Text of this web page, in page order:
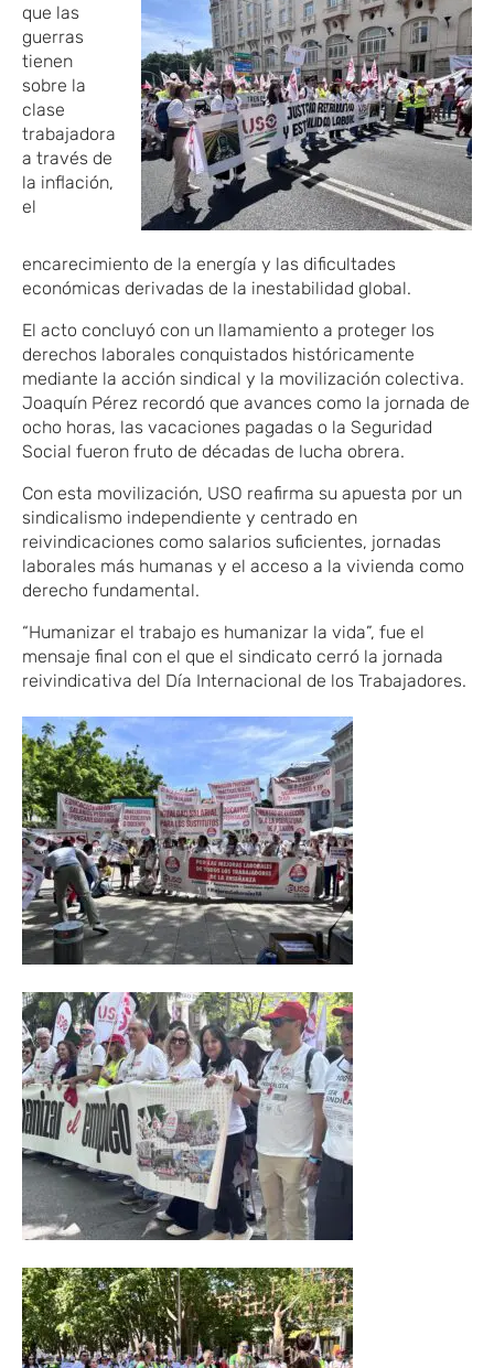
que las
guerras
tienen
sobre la
clase
trabajadora
a través de
la inflación,
el
encarecimiento de la energía y las dificultades
económicas derivadas de la inestabilidad global.
El acto concluyó con un llamamiento a proteger los
derechos laborales conquistados históricamente
mediante la acción sindical y la movilización colectiva.
Joaquín Pérez recordó que avances como la jornada de
ocho horas, las vacaciones pagadas o la Seguridad
Social fueron fruto de décadas de lucha obrera.
Con esta movilización, USO reafirma su apuesta por un
sindicalismo independiente y centrado en
reivindicaciones como salarios suficientes, jornadas
laborales más humanas y el acceso a la vivienda como
derecho fundamental.
“Humanizar el trabajo es humanizar la vida”, fue el
mensaje final con el que el sindicato cerró la jornada
reivindicativa del Día Internacional de los Trabajadores.